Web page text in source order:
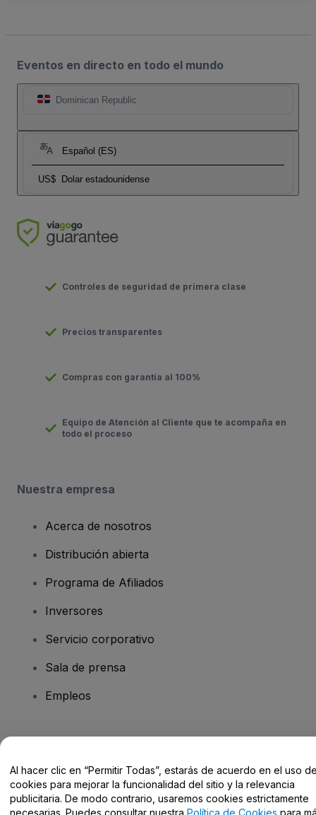
Eventos en directo en todo el mundo
Dominican Republic
Español (ES)
US$ Dolar estadounidense
Controles de seguridad de primera clase
Precios transparentes
Compras con garantía al 100%
Equipo de Atención al Cliente que te acompaña en
todo el proceso
Nuestra empresa
Acerca de nosotros
Distribución abierta
Programa de Afiliados
Inversores
Servicio corporativo
Sala de prensa
Empleos
Centro de Ayuda / Contacto
Al hacer clic en “Permitir Todas”, estarás de acuerdo en el uso
cookies para mejorar la funcionalidad del sitio y la relevancia
publicitaria. De modo contrario, usaremos cookies estrictamente
necesarias. Puedes consultar nuestra Política de Cookies para